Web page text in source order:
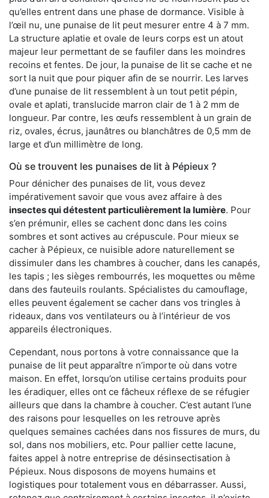
qu’elles entrent dans une phase de dormance. Visible à
l’œil nu, une punaise de lit peut mesurer entre 4 à 7 mm.
La structure aplatie et ovale de leurs corps est un atout
majeur leur permettant de se faufiler dans les moindres
recoins et fentes. De jour, la punaise de lit se cache et ne
sort la nuit que pour piquer afin de se nourrir. Les larves
d’une punaise de lit ressemblent à un tout petit pépin,
ovale et aplati, translucide marron clair de 1 à 2 mm de
longueur. Par contre, les œufs ressemblent à un grain de
riz, ovales, écrus, jaunâtres ou blanchâtres de 0,5 mm de
large et d’un millimètre de long.
Où se trouvent les punaises de lit à Pépieux ?
Pour dénicher des punaises de lit, vous devez
impérativement savoir que vous avez affaire à des
insectes qui détestent particulièrement la lumière. Pour
s’en prémunir, elles se cachent donc dans les coins
sombres et sont actives au crépuscule. Pour mieux se
cacher à Pépieux, ce nuisible adore naturellement se
dissimuler dans les chambres à coucher, dans les canapés,
les tapis ; les sièges rembourrés, les moquettes ou même
dans des fauteuils roulants. Spécialistes du camouflage,
elles peuvent également se cacher dans vos tringles à
rideaux, dans vos ventilateurs ou à l’intérieur de vos
appareils électroniques.
Cependant, nous portons à votre connaissance que la
punaise de lit peut apparaître n’importe où dans votre
maison. En effet, lorsqu’on utilise certains produits pour
les éradiquer, elles ont ce fâcheux réflexe de se réfugier
ailleurs que dans la chambre à coucher. C’est autant l’une
des raisons pour lesquelles on les retrouve après
quelques semaines cachées dans nos fissures de murs, du
sol, dans nos mobiliers, etc. Pour pallier cette lacune,
faites appel à notre entreprise de désinsectisation à
Pépieux. Nous disposons de moyens humains et
logistiques pour totalement vous en débarrasser. Aussi,